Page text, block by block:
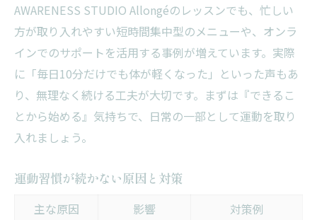
AWARENESS STUDIO Allongéのレッスンでも、忙しい
方が取り入れやすい短時間集中型のメニューや、オンラ
インでのサポートを活用する事例が増えています。実際
に「毎日10分だけでも体が軽くなった」といった声もあ
り、無理なく続ける工夫が大切です。まずは『できるこ
とから始める』気持ちで、日常の一部として運動を取り
入れましょう。
運動習慣が続かない原因と対策
主な原因 影響
対策例